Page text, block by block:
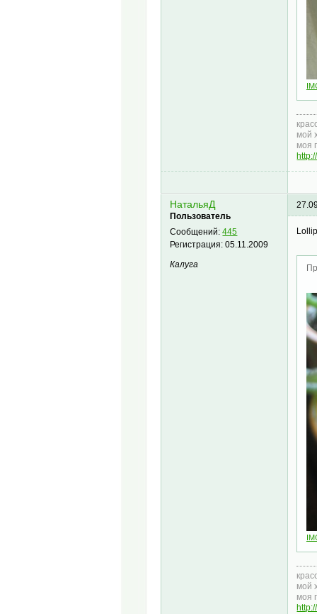
мой
моя
НатальяД
Пользователь
Сообщений:445
Регистрация:05.11.2009
Калуга
мой
моя